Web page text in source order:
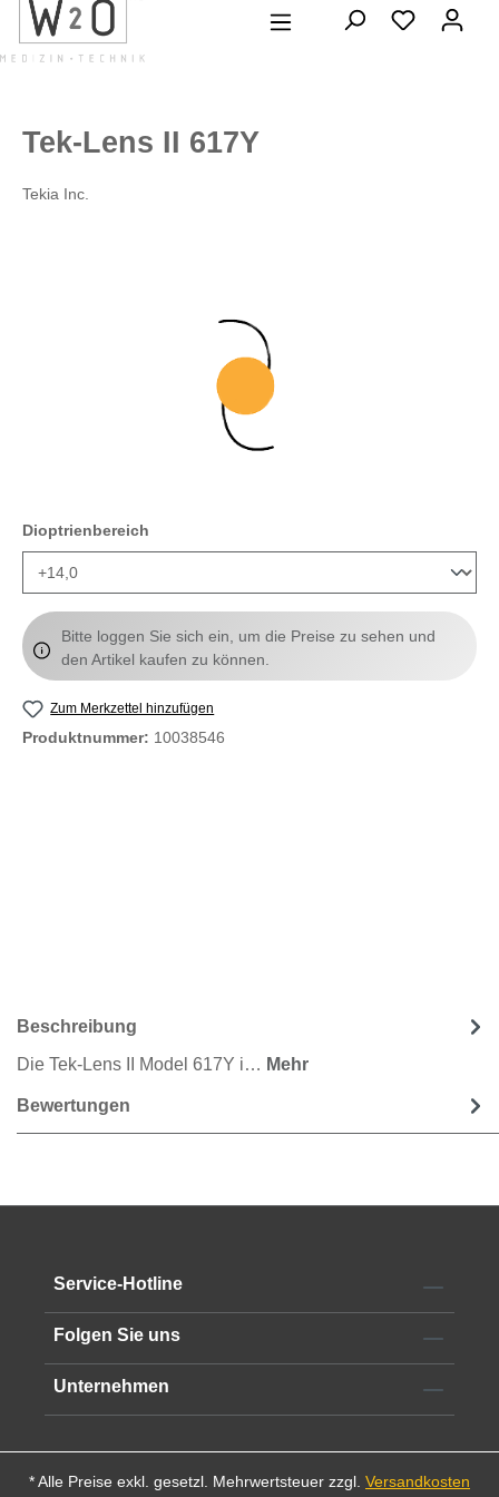
springen
Tek-Lens II 617Y
Tekia Inc.
Dioptrienbereich
Bitte loggen Sie sich ein, um die Preise zu sehen und
den Artikel kaufen zu können.
Zum Merkzettel hinzufügen
Produktnummer: 10038546
Beschreibung
Die Tek-Lens II Model 617Y i… Mehr
Bewertungen
Service-Hotline
Folgen Sie uns
Unternehmen
* Alle Preise exkl. gesetzl. Mehrwertsteuer zzgl. Versandkosten